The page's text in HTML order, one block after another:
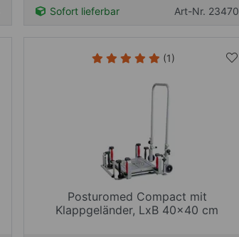
Sofort lieferbar Art-Nr. 23470
(1)
Posturomed Compact mit
Klappgeländer, LxB 40x40 cm